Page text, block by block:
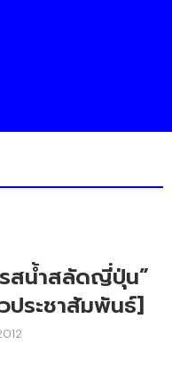
สน้ำสลัดญี่ปุ่น”
ประชาสัมพันธ์]